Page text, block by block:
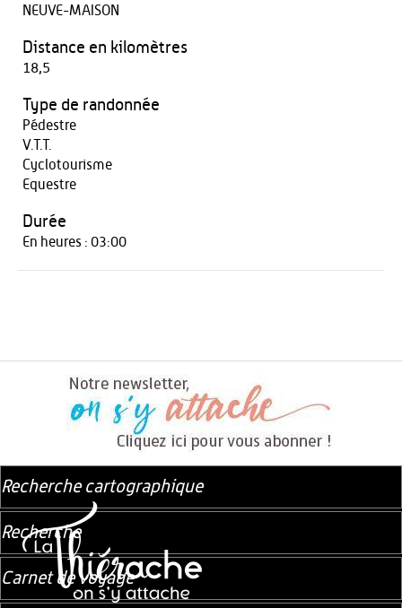
NEUVE-MAISON
Distance en kilomètres
18,5
Type de randonnée
Pédestre
V.T.T.
Cyclotourisme
Equestre
Durée
En heures : 03:00
Recherche cartographique
Recherche
Carnet de voyage